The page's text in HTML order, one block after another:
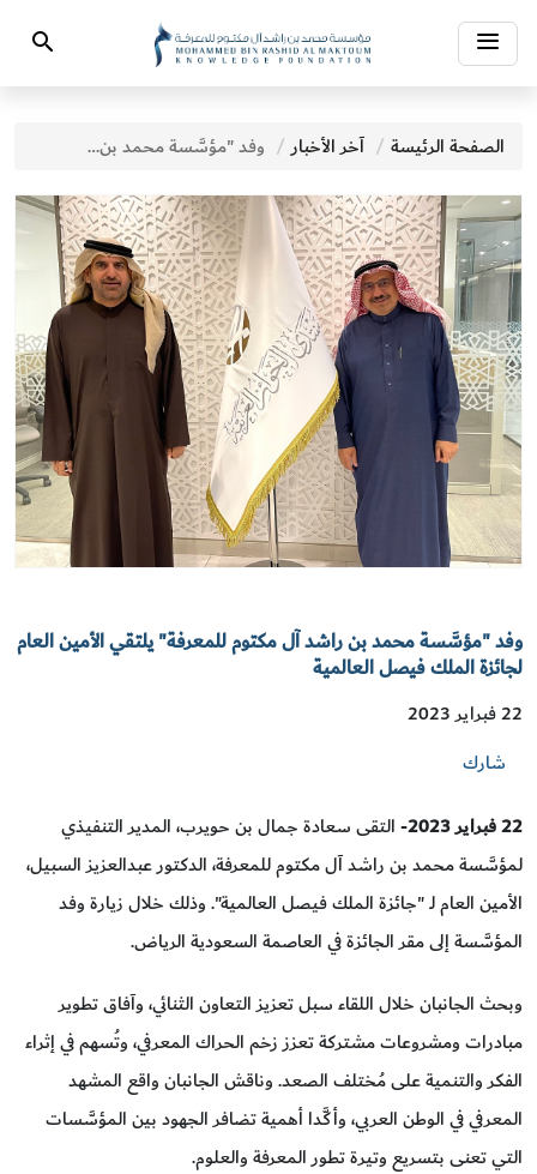
Toggle
navigation
Search
الصفحة الرئيسة آخر الأخبار وفد "مؤسَّسة محمد بن راشد آل مكتوم للمعرفة" يلتقي الأمين العام لجائزة الملك فيصل العالمية
وفد "مؤسَّسة محمد بن راشد آل مكتوم للمعرفة" يلتقي الأمين العام
لجائزة الملك فيصل العالمية
22 فبراير 2023
شارك
22 فبراير 2023
- التقى سعادة جمال بن حويرب، المدير التنفيذي
لمؤسَّسة محمد بن راشد آل مكتوم للمعرفة، الدكتور عبدالعزيز السبيل،
الأمين العام لـ "جائزة الملك فيصل العالمية". وذلك خلال زيارة وفد
المؤسَّسة إلى مقر الجائزة في العاصمة السعودية الرياض.
وبحث الجانبان خلال اللقاء سبل تعزيز التعاون الثنائي، وآفاق تطوير
مبادرات ومشروعات مشتركة تعزز زخم الحراك المعرفي، وتُسهم في إثراء
الفكر والتنمية على مُختلف الصعد. وناقش الجانبان واقع المشهد
المعرفي في الوطن العربي، وأكَّدا أهمية تضافر الجهود بين المؤسَّسات
التي تعنى بتسريع وتيرة تطور المعرفة والعلوم.